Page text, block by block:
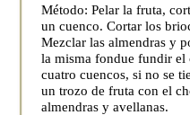
Método: Pelar la fruta,
un cuenco. Cortar los
Mezclar las almendras y
la misma fondue fundir el
cuatro cuencos, si no se
un trozo de fruta con el
almendras y avellanas.